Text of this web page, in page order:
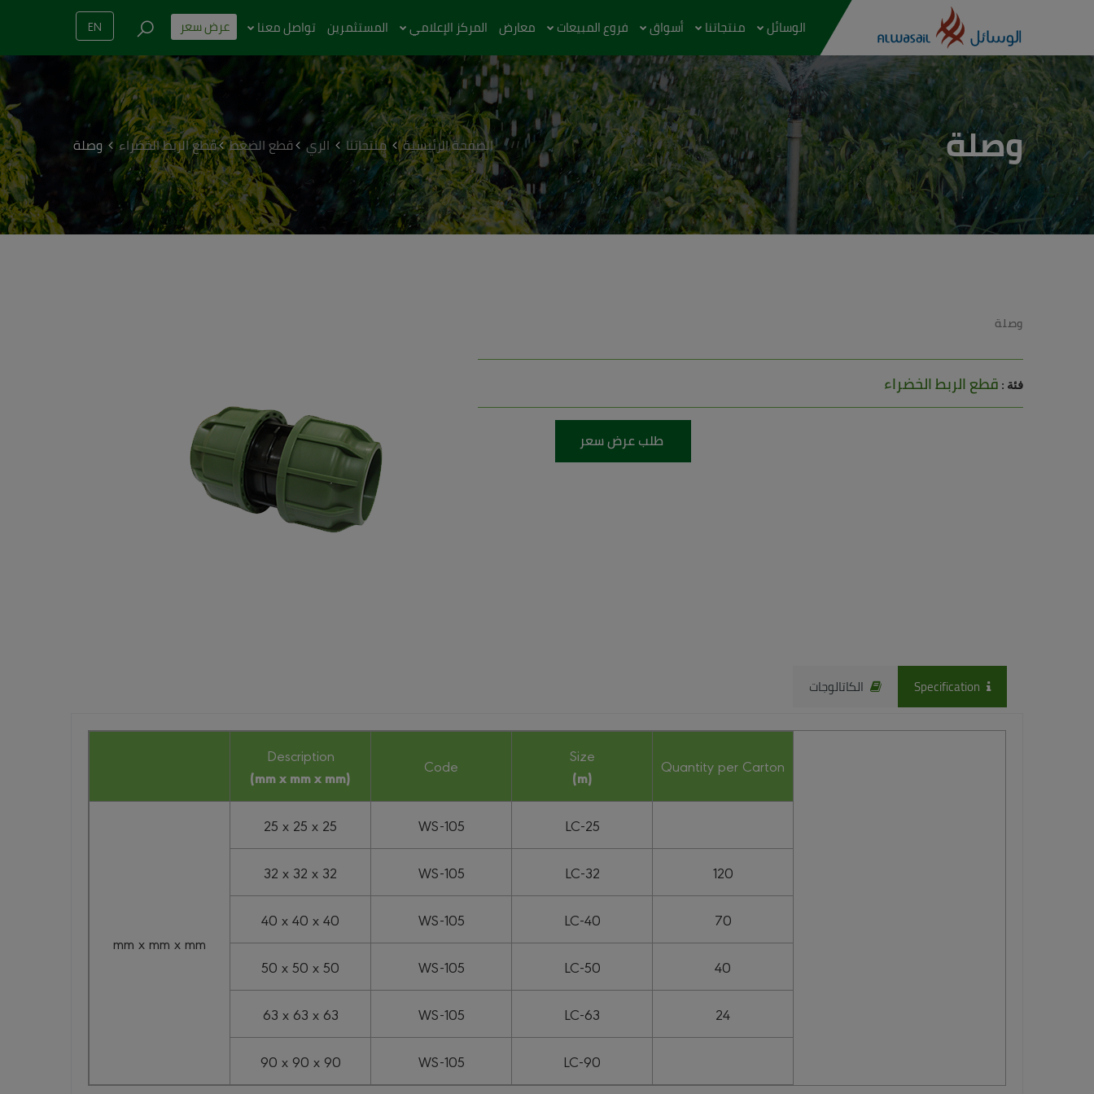
EN الوسائل منتجاتنا أسواق فروع المبيعات معارض المركز الإعلامي المستثمرين تواصل معنا عرض سعر
وصلة الصفحة الرئيسية منتجاتنا الري قطع الضغط قطع الربط الخضراء وصلة
وصلة
فئة : قطع الربط الخضراء
طلب عرض سعر
الكاتالوجات
Description
(mm x mm x mm)
Code
Size
(m)
Quantity per Carton
mm x mm x mm
25 x 25 x 25 WS-105 LC-25
32 x 32 x 32 WS-105 LC-32 120
40 x 40 x 40 WS-105 LC-40 70
50 x 50 x 50 WS-105 LC-50 40
63 x 63 x 63 WS-105 LC-63 24
90 x 90 x 90 WS-105 LC-90